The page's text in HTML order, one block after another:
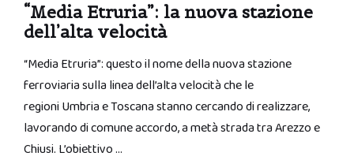
“Media Etruria”: la nuova stazione
dell’alta velocità
“Media Etruria”: questo il nome della nuova stazione
ferroviaria sulla linea dell’alta velocità che le
regioni Umbria e Toscana stanno cercando di realizzare,
lavorando di comune accordo, a metà strada tra Arezzo e
Chiusi. L’obiettivo …